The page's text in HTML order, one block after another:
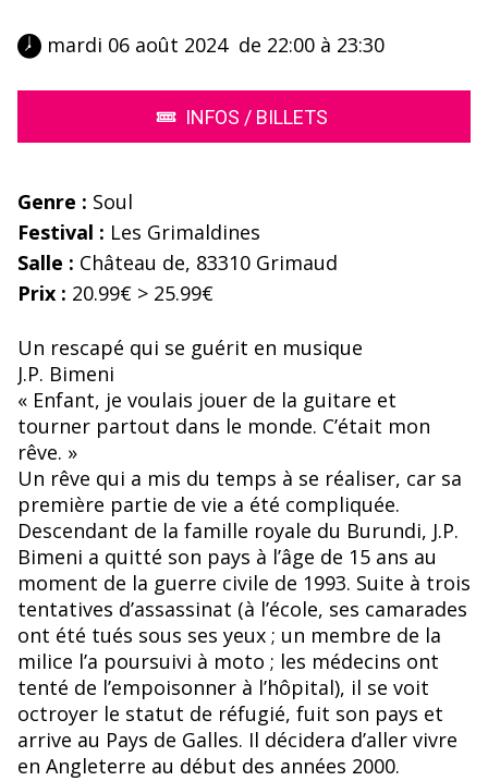
mardi 06 août 2024  de 22:00 à 23:30
INFOS / BILLETS
Genre : Soul
Festival : Les Grimaldines
Salle : Château de, 83310 Grimaud
Prix : 20.99€ > 25.99€
Un rescapé qui se guérit en musique
J.P. Bimeni
« Enfant, je voulais jouer de la guitare et
tourner partout dans le monde. C’était mon
rêve. »
Un rêve qui a mis du temps à se réaliser, car sa
première partie de vie a été compliquée.
Descendant de la famille royale du Burundi, J.P.
Bimeni a quitté son pays à l’âge de 15 ans au
moment de la guerre civile de 1993. Suite à trois
tentatives d’assassinat (à l’école, ses camarades
ont été tués sous ses yeux ; un membre de la
milice l’a poursuivi à moto ; les médecins ont
tenté de l’empoisonner à l’hôpital), il se voit
octroyer le statut de réfugié, fuit son pays et
arrive au Pays de Galles. Il décidera d’aller vivre
en Angleterre au début des années 2000.